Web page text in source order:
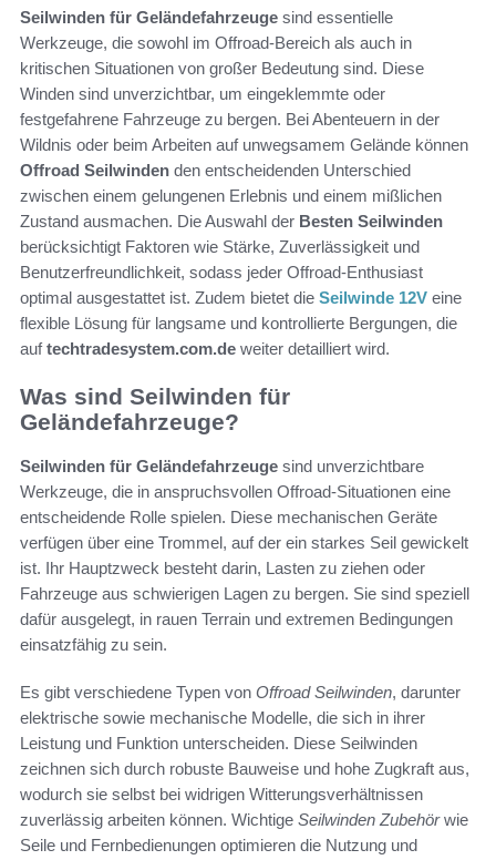
Seilwinden für Geländefahrzeuge sind essentielle
Werkzeuge, die sowohl im Offroad-Bereich als auch in
kritischen Situationen von großer Bedeutung sind. Diese
Winden sind unverzichtbar, um eingeklemmte oder
festgefahrene Fahrzeuge zu bergen. Bei Abenteuern in der
Wildnis oder beim Arbeiten auf unwegsamem Gelände können
Offroad Seilwinden den entscheidenden Unterschied
zwischen einem gelungenen Erlebnis und einem mißlichen
Zustand ausmachen. Die Auswahl der Besten Seilwinden
berücksichtigt Faktoren wie Stärke, Zuverlässigkeit und
Benutzerfreundlichkeit, sodass jeder Offroad-Enthusiast
optimal ausgestattet ist. Zudem bietet die Seilwinde 12V eine
flexible Lösung für langsame und kontrollierte Bergungen, die
auftechtradesystem.com.de weiter detailliert wird.
Was sind Seilwinden für
Geländefahrzeuge?
Seilwinden für Geländefahrzeuge sind unverzichtbare
Werkzeuge, die in anspruchsvollen Offroad-Situationen eine
entscheidende Rolle spielen. Diese mechanischen Geräte
verfügen über eine Trommel, auf der ein starkes Seil gewickelt
ist. Ihr Hauptzweck besteht darin, Lasten zu ziehen oder
Fahrzeuge aus schwierigen Lagen zu bergen. Sie sind speziell
dafür ausgelegt, in rauen Terrain und extremen Bedingungen
einsatzfähig zu sein.
Es gibt verschiedene Typen von Offroad Seilwinden, darunter
elektrische sowie mechanische Modelle, die sich in ihrer
Leistung und Funktion unterscheiden. Diese Seilwinden
zeichnen sich durch robuste Bauweise und hohe Zugkraft aus,
wodurch sie selbst bei widrigen Witterungsverhältnissen
zuverlässig arbeiten können. Wichtige Seilwinden Zubehörwie
Seile und Fernbedienungen optimieren die Nutzung und